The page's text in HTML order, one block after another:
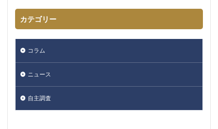
カテゴリー
コラム
ニュース
自主調査